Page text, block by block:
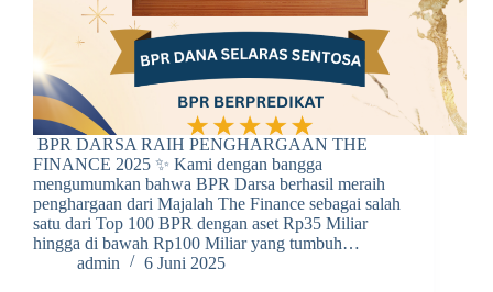
BPR DARSA RAIH PENGHARGAAN THE
FINANCE 2025 ✨ Kami dengan bangga
mengumumkan bahwa BPR Darsa berhasil meraih
penghargaan dari Majalah The Finance sebagai salah
satu dari Top 100 BPR dengan aset Rp35 Miliar
hingga di bawah Rp100 Miliar yang tumbuh…
admin
6 Juni 2025